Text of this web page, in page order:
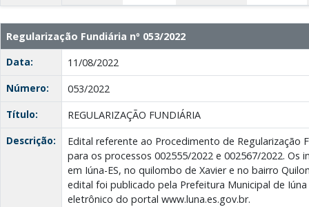
Regularização Fundiária nº 053/2022
Data:
11/08/2022
Número:
053/2022
Título:
REGULARIZAÇÃO FUNDIÁRIA
Descrição:
Edital referente ao Procedimento de Regularização
para os processos 002555/2022 e 002567/2022. Os
em Iúna-ES, no quilombo de Xavier e no bairro
edital foi publicado pela Prefeitura Municipal de
eletrônico do portal www.luna.es.gov.br.